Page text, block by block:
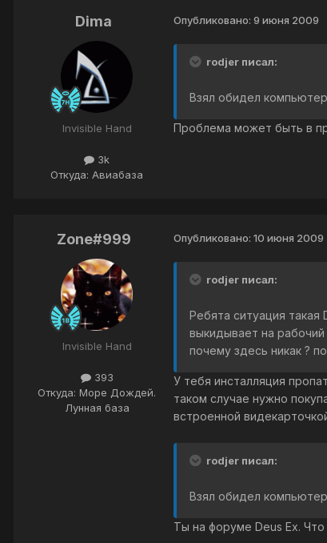
Dima
Invisible Hand
3k
Откуда: Авиабаза
Опубликовано: 9 июня 2009
rodjer писал:
Взял обидел
Проблема может быть в
Zone#999
Invisible Hand
393
Откуда: Море Дождей.
Лунная база
Опубликовано: 10 июня 2009
rodjer писал:
Ребята ситуация такая
выкидывает на
почему здесь никак ?
У тебя инсталляция
таком случае нужно
встроенной
rodjer писал:
Взял обидел
Ты на форуме Deus Ex.